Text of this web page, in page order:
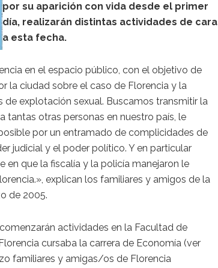
por su aparición con vida desde el primer
día, realizarán distintas actividades de cara
a esta fecha.
en el espacio público, con el objetivo de
la ciudad sobre el caso de Florencia y la
explotación sexual. Buscamos transmitir la
tantas otras personas en nuestro país, le
por un entramado de complicidades de
judicial y el poder político. Y en particular
que la fiscalía y la policía manejaron le
explican los familiares y amigos de la
de 2005.
actividades en la Facultad de
cursaba la carrera de Economía (ver
familiares y amigas/os de Florencia